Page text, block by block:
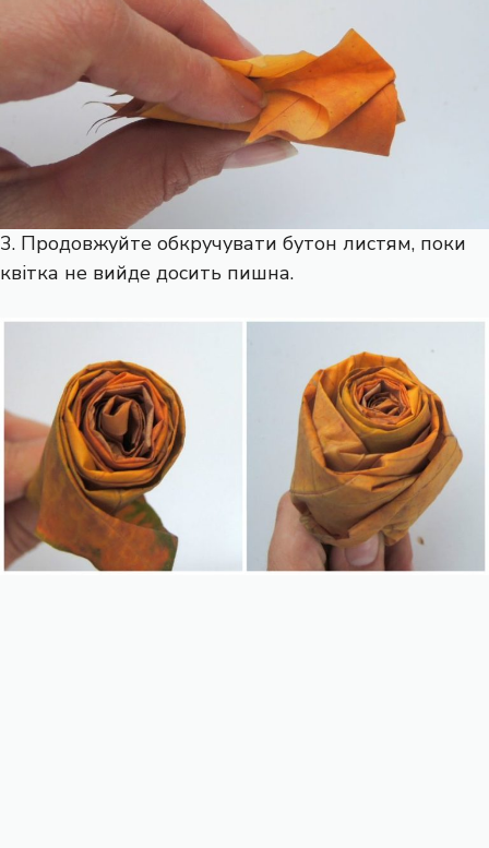
3. Продовжуйте обкручувати бутон листям, поки
квітка не вийде досить пишна.